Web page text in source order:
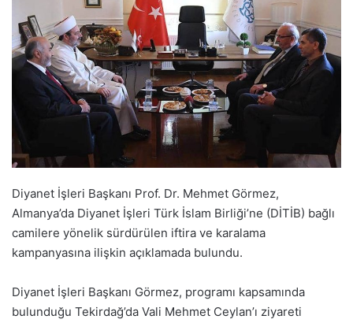
Diyanet İşleri Başkanı Prof. Dr. Mehmet Görmez,
Almanya’da Diyanet İşleri Türk İslam Birliği’ne (DİTİB) bağlı
camilere yönelik sürdürülen iftira ve karalama
kampanyasına ilişkin açıklamada bulundu.
Diyanet İşleri Başkanı Görmez, programı kapsamında
bulunduğu Tekirdağ’da Vali Mehmet Ceylan’ı ziyareti